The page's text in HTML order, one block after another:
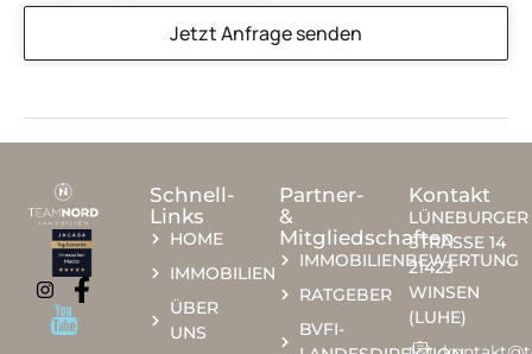
Jetzt Anfrage senden
Schnell-
Links
HOME
IMMOBILIEN
ÜBER
UNS
Partner-
&
Mitgliedschaften
IMMOBILIENBEWERTUNG
RATGEBER
BVFI-
Kontakt
LÜNEBURGER
STRASSE 14
21423
WINSEN
(LUHE)